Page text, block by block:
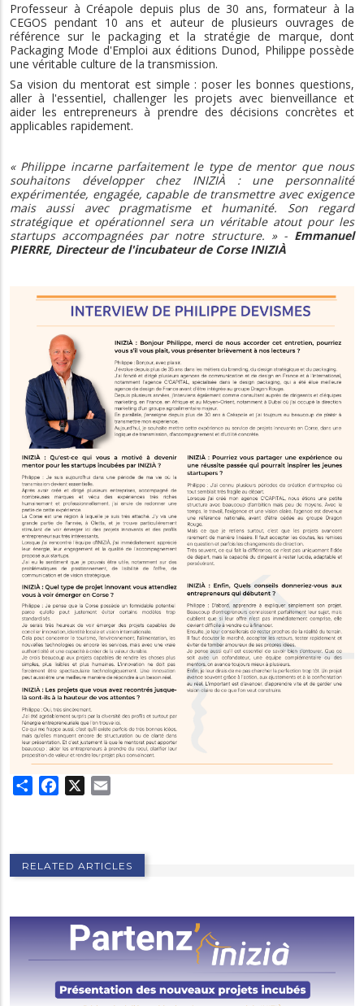
Professeur à Créapole depuis plus de 30 ans, formateur à la
CEGOS pendant 10 ans et auteur de plusieurs ouvrages de
référence sur le packaging et la stratégie de marque, dont
Packaging Mode d'Emploi aux éditions Dunod, Philippe possède
une véritable culture de la transmission.
Sa vision du mentorat est simple : poser les bonnes questions,
aller à l'essentiel, challenger les projets avec bienveillance et
aider les entrepreneurs à prendre des décisions concrètes et
applicables rapidement.
« Philippe incarne parfaitement le type de mentor que nous
souhaitons développer chez INIZIÀ : une personnalité
expérimentée, engagée, capable de transmettre avec exigence
mais aussi avec pragmatisme et humanité. Son regard
stratégique et opérationnel sera un véritable atout pour les
startups accompagnées par notre structure. » - Emmanuel
PIERRE, Directeur de l'incubateur de Corse INIZIÀ
Share Facebook
RELATED ARTICLES